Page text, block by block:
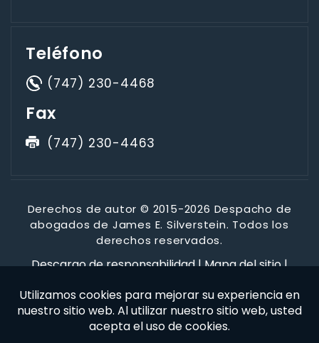
Teléfono
(747) 230-4468
Fax
(747) 230-4463
Derechos de autor © 2015-2026 Despacho de
abogados de James E. Silverstein. Todos los
derechos reservados.
Descargo de responsabilidad|Mapa del sitio|
*Las imágenes se obtienen bajo licencia de Canva y otros
proveedores externos de imágenes de archivo, y se incluye
la atribución cuando es necesario.